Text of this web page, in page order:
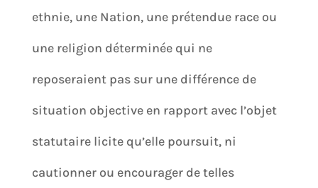
ethnie, une Nation, une prétendue race ou
une religion déterminée qui ne
reposeraient pas sur une différence de
situation objective en rapport avec l’objet
statutaire licite qu’elle poursuit, ni
cautionner ou encourager de telles